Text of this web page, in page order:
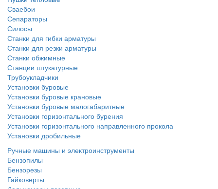
Сваебои
Сепараторы
Силосы
Станки для гибки арматуры
Станки для резки арматуры
Станки обжимные
Станции штукатурные
Трубоукладчики
Установки буровые
Установки буровые крановые
Установки буровые малогабаритные
Установки горизонтального бурения
Установки горизонтального направленного прокола
Установки дробильные
Ручные машины и электроинструменты
Бензопилы
Бензорезы
Гайковерты